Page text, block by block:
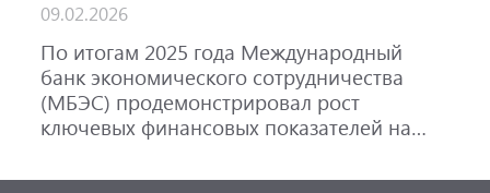
09.02.2026
По итогам 2025 года Международный
банк экономического сотрудничества
(МБЭС) продемонстрировал рост
ключевых финансовых показателей на
направлений деятельности.